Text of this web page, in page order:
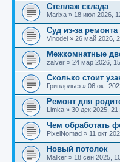
Стеллаж склада
Marixa » 18 июл 2026,
Суд из-за ремонта
Vinodel » 26 май 2026,
Межкомнатные
zalver » 24 мар 2026,
Сколько стоит
Гриндольф » 06 окт
Ремонт для
Limka » 30 дек 2025,
Чем обработать
PixelNomad » 11 окт
Новый потолок
Malker » 18 сен 2025,